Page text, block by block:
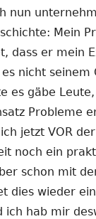
nun
Mein
dass er mein
nicht seinem
es gäbe
Probleme
jetzt VOR
noch ein
schon mit
dies wieder
ich hab mir